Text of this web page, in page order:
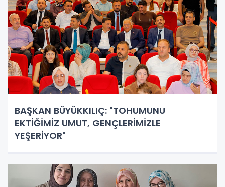
BAŞKAN BÜYÜKKILIÇ: "TOHUMUNU
EKTİĞİMİZ UMUT, GENÇLERİMİZLE
YEŞERİYOR"